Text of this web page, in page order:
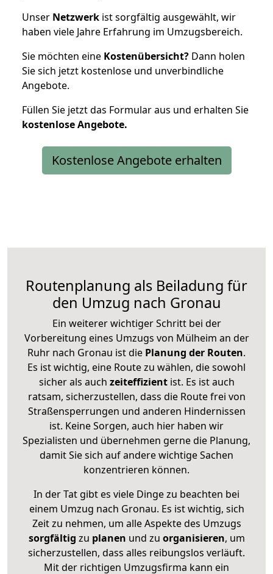
Unser Netzwerk ist sorgfältig ausgewählt, wir
haben viele Jahre Erfahrung im Umzugsbereich.
Sie möchten eine Kostenübersicht? Dann holen
Sie sich jetzt kostenlose und unverbindliche
Angebote.
Füllen Sie jetzt das Formular aus und erhalten Sie
kostenloseAngebote.
Kostenlose Angebote erhalten
Routenplanung als Beiladung für
den Umzug nach Gronau
Ein weiterer wichtiger Schritt bei der
Vorbereitung eines Umzugs von Mülheim an der
Ruhr nach Gronau ist die Planung der Routen.
Es ist wichtig, eine Route zu wählen, die sowohl
sicher als auch zeiteffizientist. Es ist auch
ratsam, sicherzustellen, dass die Route frei von
Straßensperrungen und anderen Hindernissen
ist. Keine Sorgen, auch hier haben wir
Spezialisten und übernehmen gerne die Planung,
damit Sie sich auf andere wichtige Sachen
konzentrieren können.
In der Tat gibt es viele Dinge zu beachten bei
einem Umzug nach Gronau. Es ist wichtig, sich
Zeit zu nehmen, um alle Aspekte des Umzugs
sorgfältig zu planen und zu organisieren, um
sicherzustellen, dass alles reibungslos verläuft.
Mit der richtigen Umzugsfirma kann ein